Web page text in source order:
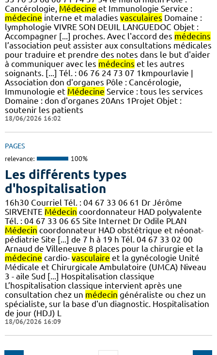
Cancérologie, Médecine et Immunologie Service :
médecine interne et maladies vasculaires Domaine :
lymphologie VIVRE SON DEUIL LANGUEDOC Objet :
Accompagner [...] proches. Avec l'accord des médecins
l’association peut assister aux consultations médicales
pour traduire et prendre des notes dans le but d'aider
à communiquer avec les médecins et les autres
soignants. [...] Tél. : 06 76 24 73 07 1kmpourlavie |
Association don d'organes Pôle : Cancérologie,
Immunologie et Médecine Service : tous les services
Domaine : don d'organes 20Ans 1Projet Objet :
soutenir les patients
18/06/2026 16:02
PAGES
relevance: 100%
Les différents types
d'hospitalisation
16h30 Courriel Tél. : 04 67 33 06 61 Dr Jérôme
SIRVENTE Médecin coordonnateur HAD polyvalente
Tél. : 04 67 33 06 65 Site Internet Dr Odile PLAN
Médecin coordonnateur HAD obstétrique et néonat-
pédiatrie Site [...] de 7 h à 19 h Tél. 04 67 33 02 00
Arnaud de Villeneuve 8 places pour la chirurgie et la
médecine cardio- vasculaire et la gynécologie Unité
Médicale et Chirurgicale Ambulatoire (UMCA) Niveau
3 - aile Sud [...] Hospitalisation classique
L’hospitalisation classique intervient après une
consultation chez un médecin généraliste ou chez un
spécialiste, sur la base d'un diagnostic. Hospitalisation
de jour (HDJ) L
18/06/2026 16:09